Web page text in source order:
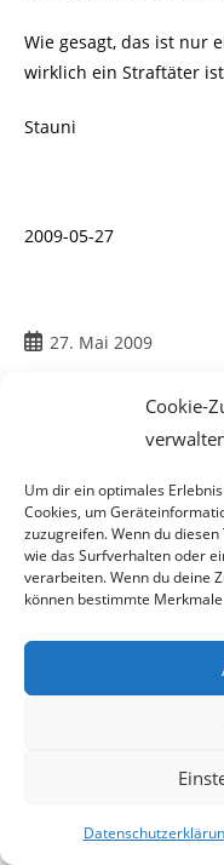
Cookie-
Um dir ein optimales
Cookies, um
zuzugreifen. Wenn du
wie das Surfverhalten oder
verarbeiten. Wenn du deine
können bestimmte
Wie gesagt, das ist nur
wirklich ein Straftäter
Stauni
2009-05-27
Beitrag
27. Mai 2009
Sind Sie ein
Komuczky
Da uns in einem Blog
Herrn Komuczky, in
„Engel auf Pfoten“,
wurde dieses zu lasch